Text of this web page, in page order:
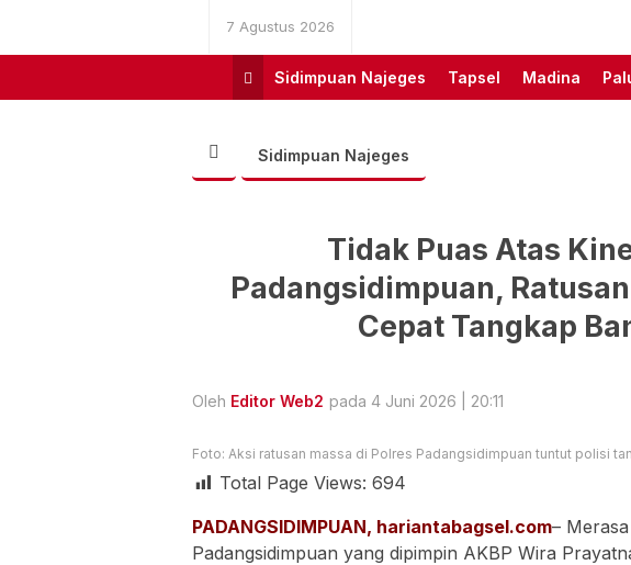
7 Agustus 2026
Sidimpuan Najeges
Tapsel Madina
Sidimpuan Najeges
Tidak Puas Atas
Padangsidimpuan,
Cepat Tangkap
Oleh Editor Web2 pada 4 Juni 2026 | 20:11
Foto: Aksi ratusan massa di Polres Padangsidimpuan tuntut polisi
Total Page Views: 694
PADANGSIDIMPUAN, hariantabagsel.com–
Padangsidimpuan yang dipimpin AKBP Wira